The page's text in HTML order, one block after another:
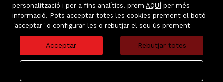
personalització i per a fins analítics. prem AQUÍ per més
informació. Pots acceptar totes les cookies prement el botó
"acceptar" o configurar-les o rebutjar el seu ús prement
Acceptar Rebutjar totes